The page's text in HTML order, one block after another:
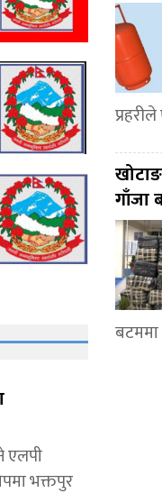
एलपी
भक्तपुर
गाँजा